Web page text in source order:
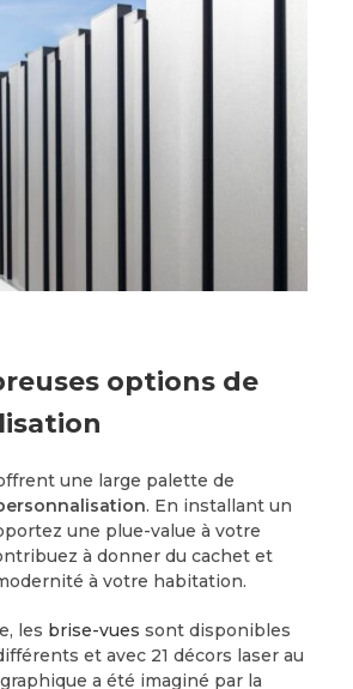
options de
une large palette de
. En installant un
une plue-value à votre
à donner du cachet et
à votre habitation.
les brise-vues sont disponibles
et avec 21 décors laser au
a été imaginé par la